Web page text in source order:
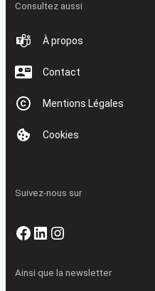
Consultez aussi
À propos
Contact
Mentions Légales
Cookies
Suivez-nous sur
Facebook
LinkedIn
Instagram
Ainsi que la newsletter